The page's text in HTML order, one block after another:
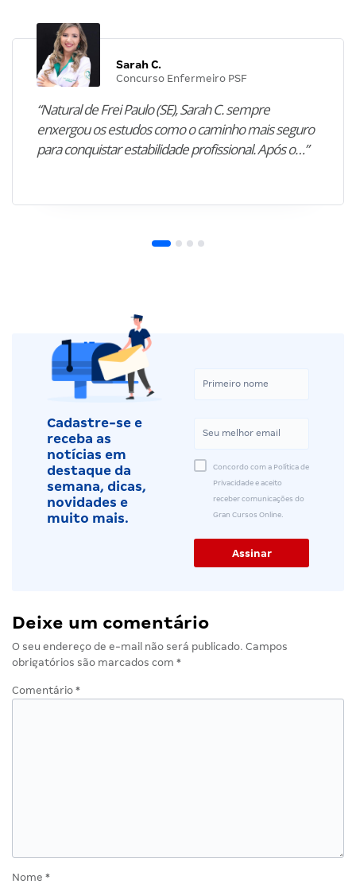
Sarah C.
Concurso Enfermeiro PSF
“Natural de Frei Paulo (SE), Sarah C. sempre
enxergou os estudos como o caminho mais seguro
para conquistar estabilidade profissional. Após o…”
Cadastre-se e
receba as
notícias em
destaque da
semana, dicas,
novidades e
muito mais.
Concordo com a Política de
Privacidade e aceito
receber comunicações do
Gran Cursos Online.
Deixe um comentário
O seu endereço de e-mail não será publicado. Campos
obrigatórios são marcados com *
Comentário *
Nome *